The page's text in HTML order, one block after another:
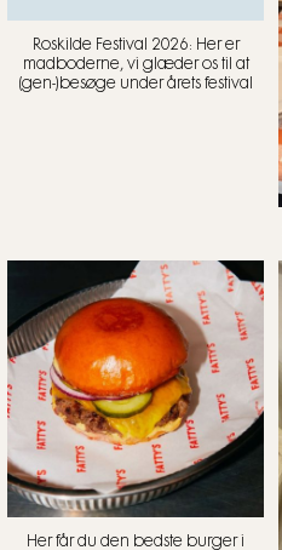
Roskilde Festival 2026: Her er
madboderne, vi glæder os til at
(gen-)besøge under årets festival
Her får du den bedste burger i